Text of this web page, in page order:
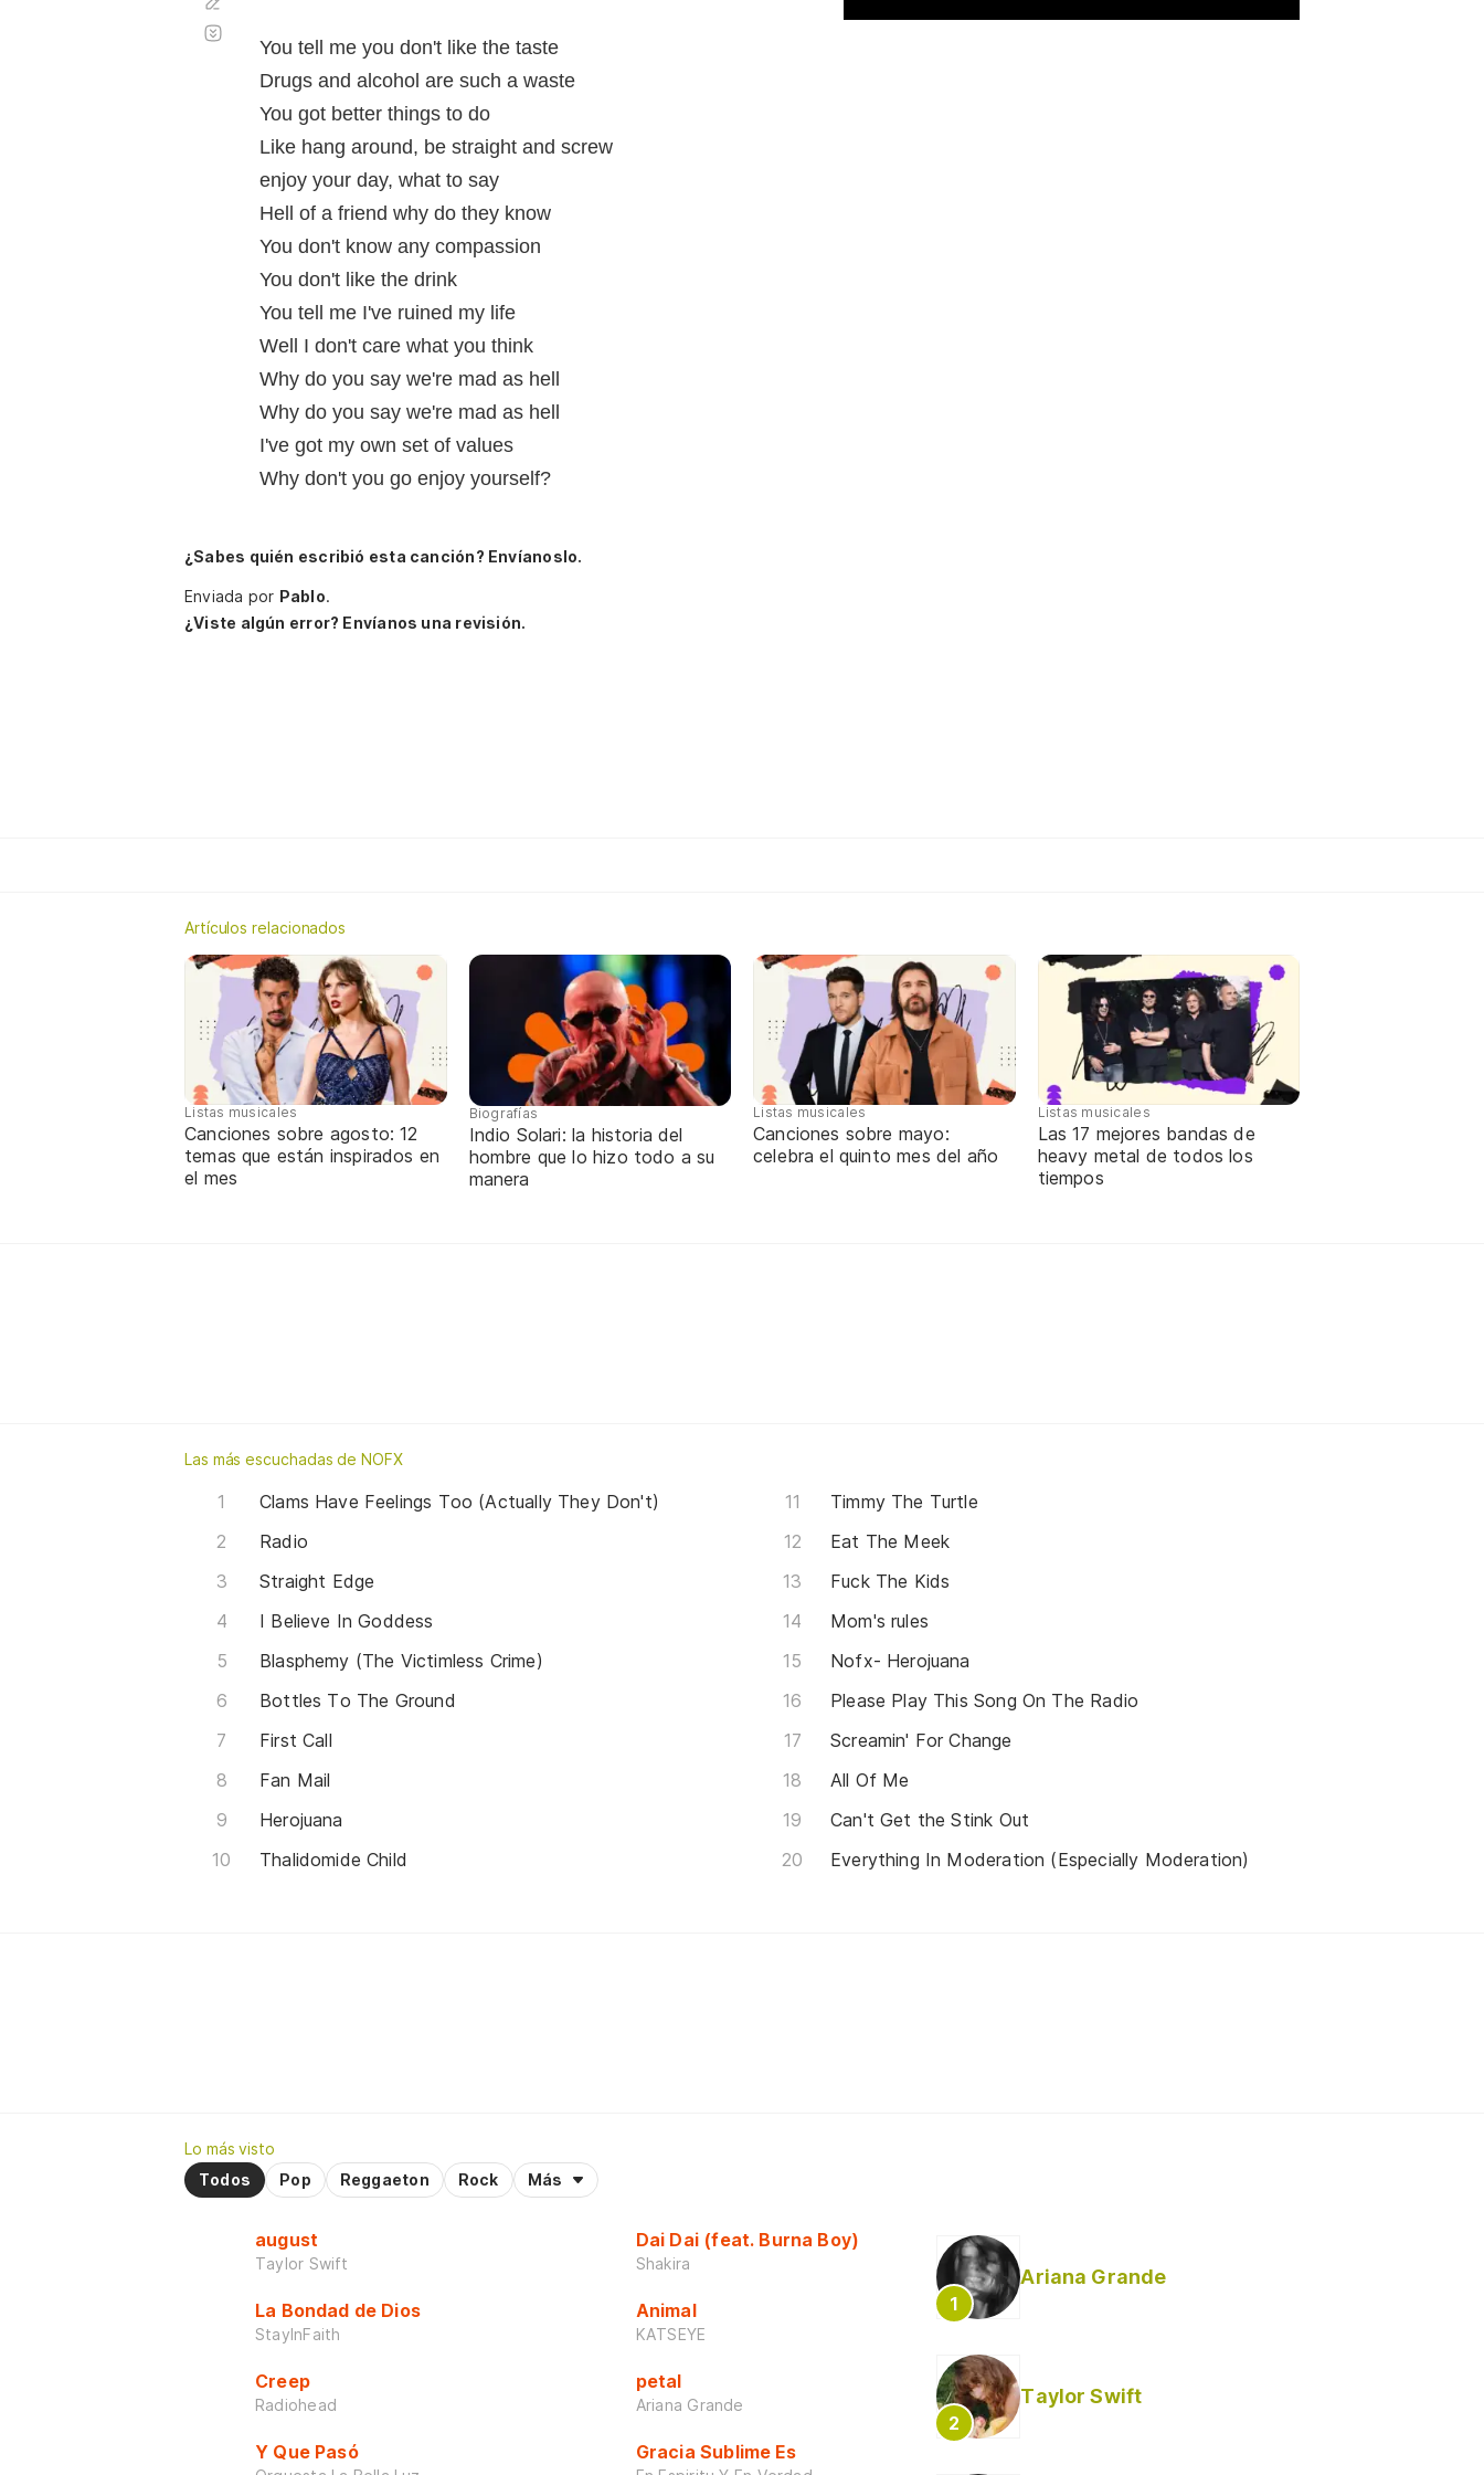
You tell me you don't like the taste
Drugs and alcohol are such a waste
You got better things to do
Like hang around, be straight and screw
enjoy your day, what to say
Hell of a friend why do they know
You don't know any compassion
You don't like the drink
You tell me I've ruined my life
Well I don't care what you think
Why do you say we're mad as hell
Why do you say we're mad as hell
I've got my own set of values
Why don't you go enjoy yourself?
automático
¿Sabes quién escribió esta canción? Envíanoslo.
Enviada por Pablo.
¿Viste algún error? Envíanos una revisión.
Artículos relacionados
Listas musicales
Canciones sobre agosto: 12
temas que están inspirados en
el mes
Biografías
Indio Solari: la historia del
hombre que lo hizo todo a su
manera
Listas musicales
Canciones sobre mayo:
celebra el quinto mes del año
Listas musicales
Las 17 mejores bandas de
heavy metal de todos los
tiempos
Las más escuchadas de NOFX
Clams Have Feelings Too (Actually They Don't)
Radio
Straight Edge
I Believe In Goddess
Blasphemy (The Victimless Crime)
Bottles To The Ground
First Call
Fan Mail
Herojuana
Thalidomide Child
Timmy The Turtle
Eat The Meek
Fuck The Kids
Mom's rules
Nofx- Herojuana
Please Play This Song On The Radio
Screamin' For Change
All Of Me
Can't Get the Stink Out
Everything In Moderation (Especially Moderation)
Lo más visto
Todos
Pop Reggaeton Rock Más
august
Taylor Swift
La Bondad de Dios
StayInFaith
Creep
Radiohead
Y Que Pasó
Dai Dai (feat. Burna Boy)
Shakira
Animal
KATSEYE
petal
Ariana Grande
Gracia Sublime Es
Ariana Grande
Taylor Swift